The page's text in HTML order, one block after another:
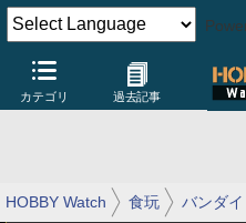
カテゴリ 過去記事
HOBBY Watch 食玩 バンダイ